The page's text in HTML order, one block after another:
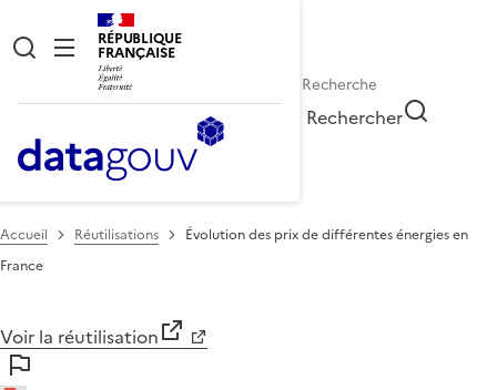
RÉPUBLIQUE
FRANÇAISE
Rechercher
Accueil Réutilisations
Évolution des prix de différentes énergies en
France
Voir la réutilisation